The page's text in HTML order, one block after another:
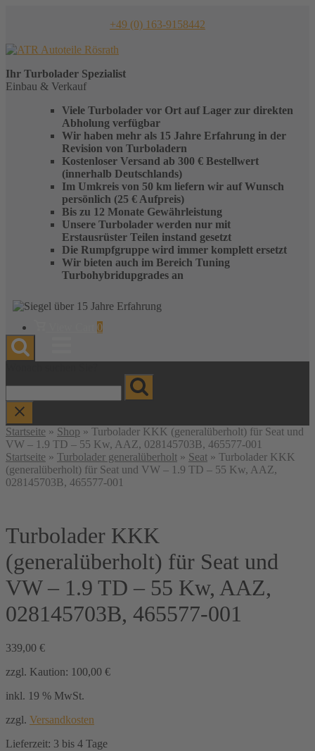
+49 (0) 163-9158442
Ihr Turbolader Spezialist
Einbau & Verkauf
Viele Turbolader vor Ort auf Lager zur direkten
Abholung verfügbar
Wir haben mehr als 15 Jahre Erfahrung in der
Revision von Turboladern
Kostenloser Versand ab 300 € Bestellwert
(innerhalb Deutschlands)
Im Umkreis von 50 km liefern wir auf Wunsch
persönlich (25 € Aufpreis)
Bis zu 12 Monate Gewährleistung
Unsere Turbolader werden nur mit
Erstausrüster Teilen instand gesetzt
Die Rumpfgruppe wird immer komplett ersetzt
Wir bieten auch im Bereich Tuning
Turbohybridupgrades an
anzeigen
0
Startseite » Shop » Turbolader KKK (generalüberholt) für Seat und
VW – 1.9 TD – 55 Kw, AAZ, 028145703B, 465577-001
Startseite » Turbolader generalüberholt » Seat » Turbolader KKK
(generalüberholt) für Seat und VW – 1.9 TD – 55 Kw, AAZ,
028145703B, 465577-001
Turbolader KKK
(generalüberholt) für Seat und
VW – 1.9 TD – 55 Kw, AAZ,
028145703B, 465577-001
339,00 €
zzgl. Kaution: 100,00 €
inkl. 19 % MwSt.
zzgl. Versandkosten
Lieferzeit: 3 bis 4 Tage